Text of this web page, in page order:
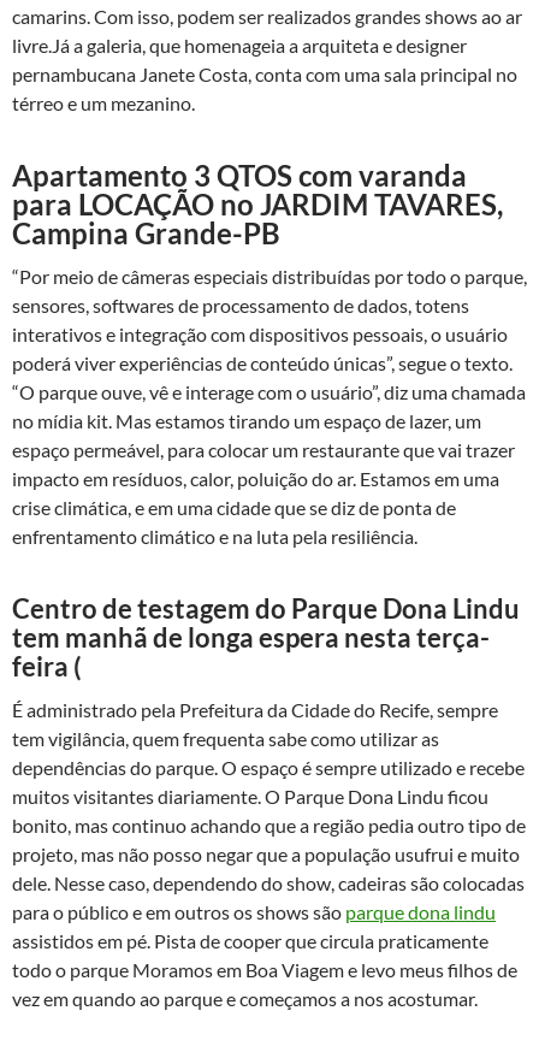
camarins. Com isso, podem ser realizados grandes shows ao ar
livre.Já a galeria, que homenageia a arquiteta e designer
pernambucana Janete Costa, conta com uma sala principal no
térreo e um mezanino.
Apartamento 3 QTOS com varanda
para LOCAÇÃO no JARDIM TAVARES,
Campina Grande-PB
“Por meio de câmeras especiais distribuídas por todo o parque,
sensores, softwares de processamento de dados, totens
interativos e integração com dispositivos pessoais, o usuário
poderá viver experiências de conteúdo únicas”, segue o texto.
“O parque ouve, vê e interage com o usuário”, diz uma chamada
no mídia kit. Mas estamos tirando um espaço de lazer, um
espaço permeável, para colocar um restaurante que vai trazer
impacto em resíduos, calor, poluição do ar. Estamos em uma
crise climática, e em uma cidade que se diz de ponta de
enfrentamento climático e na luta pela resiliência.
Centro de testagem do Parque Dona Lindu
tem manhã de longa espera nesta terça-
feira (
É administrado pela Prefeitura da Cidade do Recife, sempre
tem vigilância, quem frequenta sabe como utilizar as
dependências do parque. O espaço é sempre utilizado e recebe
muitos visitantes diariamente. O Parque Dona Lindu ficou
bonito, mas continuo achando que a região pedia outro tipo de
projeto, mas não posso negar que a população usufrui e muito
dele. Nesse caso, dependendo do show, cadeiras são colocadas
para o público e em outros os shows são parque dona lindu
assistidos em pé. Pista de cooper que circula praticamente
todo o parque Moramos em Boa Viagem e levo meus filhos de
vez em quando ao parque e começamos a nos acostumar.